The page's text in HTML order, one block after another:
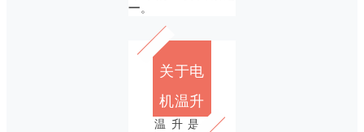
一 。
关于电
机温升
温升是